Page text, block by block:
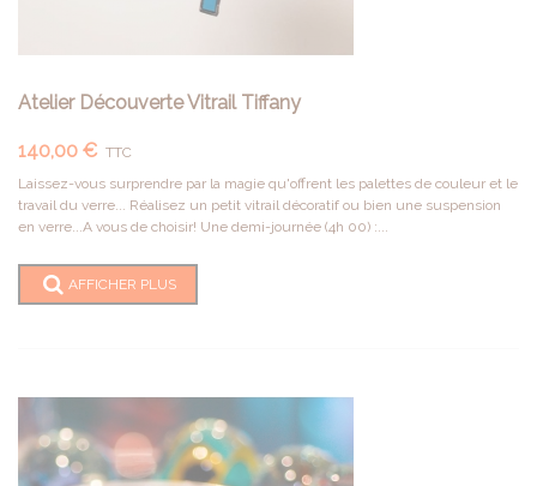
Atelier Découverte Vitrail Tiffany
140,00 € TTC
Laissez-vous surprendre par la magie qu'offrent les palettes de couleur et le
travail du verre... Réalisez un petit vitrail décoratif ou bien une suspension
en verre...A vous de choisir! Une demi-journée (4h 00) :...
AFFICHER PLUS